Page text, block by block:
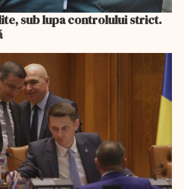
sub lupa controlului strict.